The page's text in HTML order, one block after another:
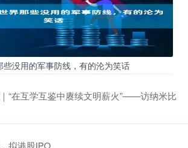
些没用的军事防线，有的沦为笑话
“在互学互鉴中赓续文明薪火”——访纳米比
拟港股IPO